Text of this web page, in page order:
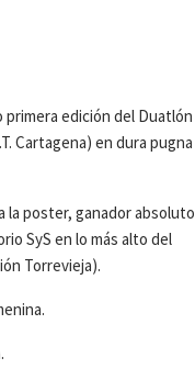
primera edición del Duatlón
Cartagena) en dura pugna
la poster, ganador absoluto
SyS en lo más alto del
Torrevieja).